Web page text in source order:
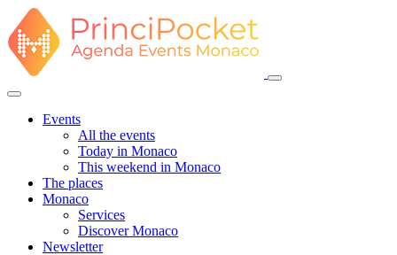
Events
All the events
Today in Monaco
This weekend in Monaco
The places
Monaco
Services
Discover Monaco
Newsletter